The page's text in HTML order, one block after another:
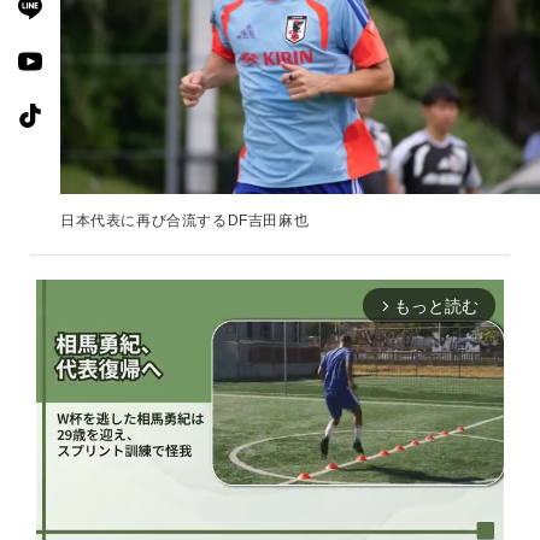
日本代表に再び合流するDF吉田麻也
arrow_forward_ios もっと読む